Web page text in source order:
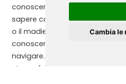
Cambia le
conoscere tutto del legno che
sapere come impiegarlo, per
o il madiere, perchè senza la
conoscenza, quella barca non
navigare... Anche il lavoro della
stessa funzione, e anche loro